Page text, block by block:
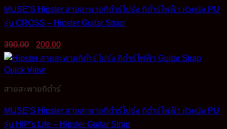
MUSE’S Hipster สายสะพายกีต้าร์โปร่ง กีต้าร์ไฟฟ้า หัวหนัง PU
รุ่น CROSS – Hipster Guitar Strap
390.00
Original
price
was:
390.00฿.
200.00
is:
Quick View
สายสะพายกีต้าร์
MUSE’S Hipster สายสะพายกีต้าร์โปร่ง กีต้าร์ไฟฟ้า หัวหนัง PU
รุ่น HIP’s Life – Hipster Guitar Strap